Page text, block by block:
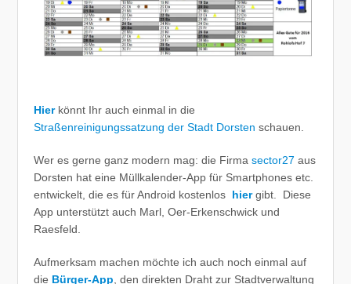
Hierkönnt Ihr auch einmal in die
Straßenreinigungssatzung der Stadt Dorsten schauen.
Wer es gerne ganz modern mag: die Firmasector27 aus
Dorsten hat eine Müllkalender-App für Smartphones etc.
entwickelt, die es für Android kostenlos hiergibt. Diese
App unterstützt auch Marl, Oer-Erkenschwick und
Raesfeld.
Aufmerksam machen möchte ich auch noch einmal auf
die Bürger-App , den direkten Draht zur Stadtverwaltung